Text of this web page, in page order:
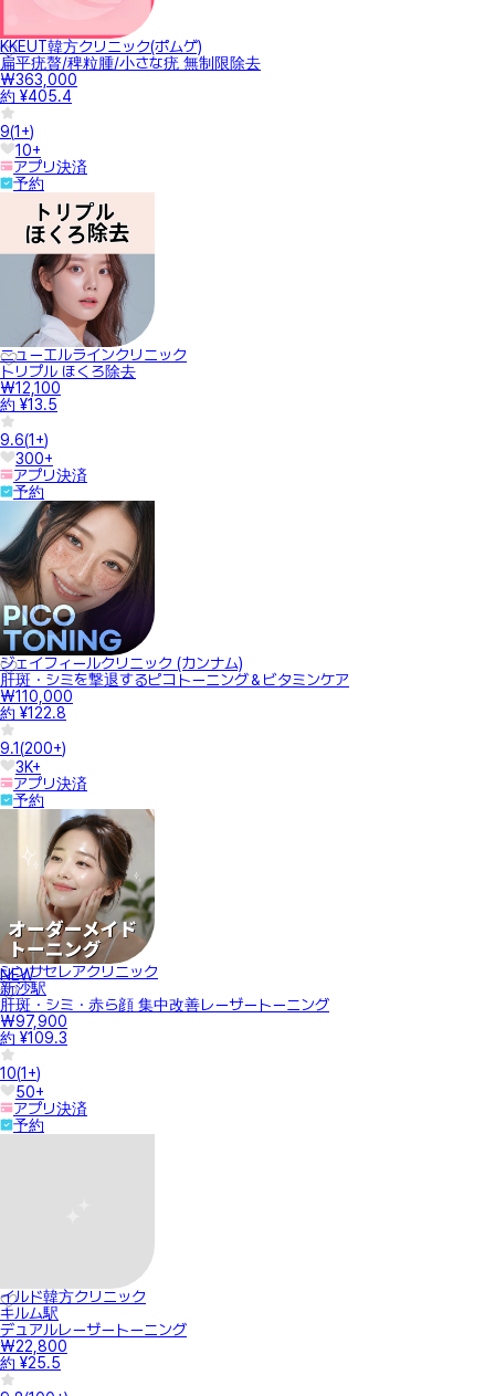
KKEUT韓方クリニック(ポムゲ)
扁平疣贅/稗粒腫/小さな疣 無制限除去
₩363,000
約 ¥405.4
9(1+)
10+
アプリ決済
予約
ニューエルラインクリニック
トリプル ほくろ除去
₩12,100
約 ¥13.5
9.6(1+)
300+
アプリ決済
予約
ジェイフィールクリニック (カンナム)
肝斑・シミを撃退するピコトーニング＆ビタミンケア
₩110,000
約 ¥122.8
9.1(200+)
3K+
アプリ決済
予約
NEW
シンサセレアクリニック
新沙駅
肝斑・シミ・赤ら顔 集中改善レーザートーニング
₩97,900
約 ¥109.3
10(1+)
50+
アプリ決済
予約
イルド韓方クリニック
キルム駅
デュアルレーザートーニング
₩22,800
約 ¥25.5